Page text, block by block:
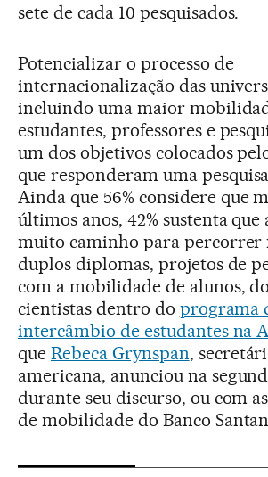
sete de cada 10 pesquisados.
Potencializar o processo de
internacionalização das
incluindo uma maior
estudantes, professores e
um dos objetivos colocados
que responderam uma
Ainda que 56% considere que
últimos anos, 42% sustenta que
muito caminho para percorrer
duplos diplomas, projetos de
com a mobilidade de alunos,
cientistas dentro do programa
intercâmbio de estudantes na
que Rebeca Grynspan,
americana, anunciou na
durante seu discurso, ou com
de mobilidade do Banco